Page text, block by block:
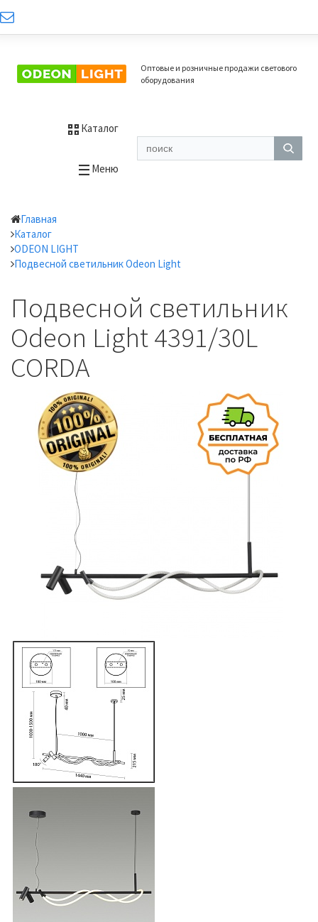
Оптовые и розничные продажи светового
оборудования
Каталог
Меню
Главная
Каталог
ODEON LIGHT
Подвесной светильник Odeon Light
Подвесной светильник
Odeon Light 4391/30L
CORDA